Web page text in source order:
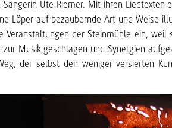
Sängerin Ute Riemer. Mit ihren Liedtexten
Löper auf bezaubernde Art und Weise
Veranstaltungen der Steinmühle ein,
zur Musik geschlagen und Synergien
der selbst den weniger versierten